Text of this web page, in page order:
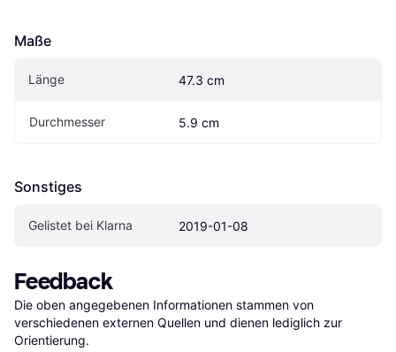
Maße
Länge 47.3 cm
Durchmesser 5.9 cm
Sonstiges
Gelistet bei Klarna 2019-01-08
Feedback
Die oben angegebenen Informationen stammen von
verschiedenen externen Quellen und dienen lediglich zur
Orientierung.